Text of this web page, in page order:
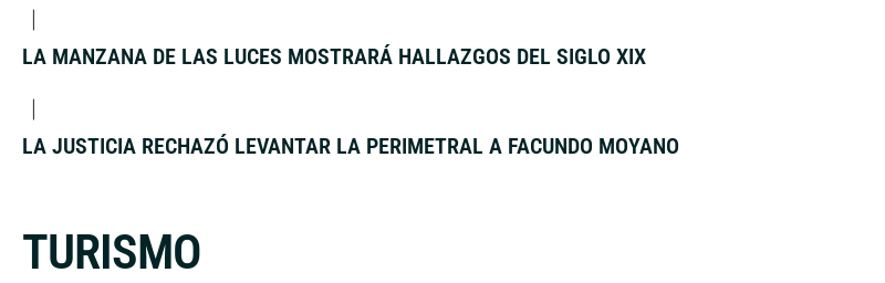
LA MANZANA DE LAS LUCES MOSTRARÁ HALLAZGOS DEL SIGLO XIX
LA JUSTICIA RECHAZÓ LEVANTAR LA PERIMETRAL A FACUNDO MOYANO
TURISMO